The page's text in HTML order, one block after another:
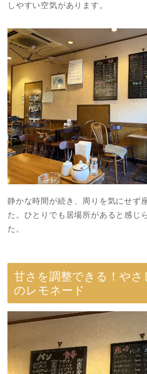
しやすい空気があります。
静かな時間が続き、周りを気にせず
た。ひとりでも居場所があると感じ
た。
甘さを調整できる！やさ
のレモネード